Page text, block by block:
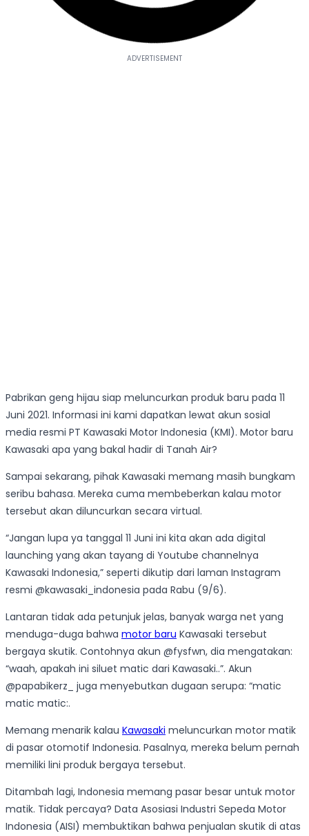
Pabrikan geng hijau siap meluncurkan produk baru pada 11
Juni 2021. Informasi ini kami dapatkan lewat akun sosial
media resmi PT Kawasaki Motor Indonesia (KMI). Motor baru
Kawasaki apa yang bakal hadir di Tanah Air?
Sampai sekarang, pihak Kawasaki memang masih bungkam
seribu bahasa. Mereka cuma membeberkan kalau motor
tersebut akan diluncurkan secara virtual.
“Jangan lupa ya tanggal 11 Juni ini kita akan ada digital
launching yang akan tayang di Youtube channelnya
Kawasaki Indonesia,” seperti dikutip dari laman Instagram
resmi @kawasaki_indonesia pada Rabu (9/6).
Lantaran tidak ada petunjuk jelas, banyak warga net yang
menduga-duga bahwa motor baru Kawasaki tersebut
bergaya skutik. Contohnya akun @fysfwn, dia mengatakan:
“waah, apakah ini siluet matic dari Kawasaki..”. Akun
@papabikerz_ juga menyebutkan dugaan serupa: “matic
matic matic:.
Memang menarik kalau Kawasaki meluncurkan motor matik
di pasar otomotif Indonesia. Pasalnya, mereka belum pernah
memiliki lini produk bergaya tersebut.
Ditambah lagi, Indonesia memang pasar besar untuk motor
matik. Tidak percaya? Data Asosiasi Industri Sepeda Motor
Indonesia (AISI) membuktikan bahwa penjualan skutik di atas